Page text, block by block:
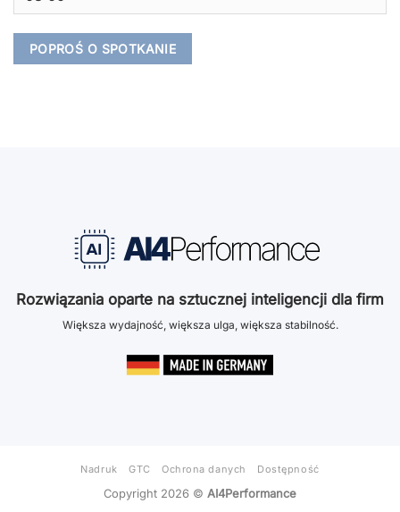
Rozwiązania oparte na sztucznej inteligencji dla firm
Większa wydajność, większa ulga, większa stabilność.
Nadruk GTC Ochrona danych Dostępność
Copyright 2026 © AI4Performance